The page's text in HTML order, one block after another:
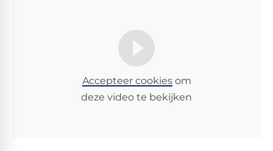
Accepteer cookiesom
deze video te bekijken